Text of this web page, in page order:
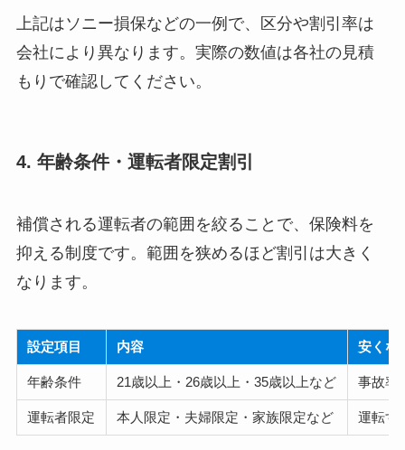
上記はソニー損保などの一例で、区分や割引率は
会社により異なります。実際の数値は各社の見積
もりで確認してください。
4. 年齢条件・運転者限定割引
補償される運転者の範囲を絞ることで、保険料を
抑える制度です。範囲を狭めるほど割引は大きく
なります。
設定項目 内容 安くな
年齢条件 21歳以上・26歳以上・35歳以上など 事故率
運転者限定 本人限定・夫婦限定・家族限定など 運転す